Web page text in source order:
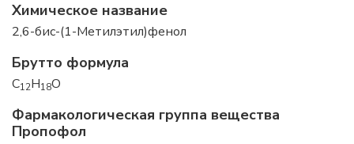
Химическое название
2,6-бис-(1-Метилэтил)фенол
Брутто формула
C12H18O
Фармакологическая группа вещества
Пропофол